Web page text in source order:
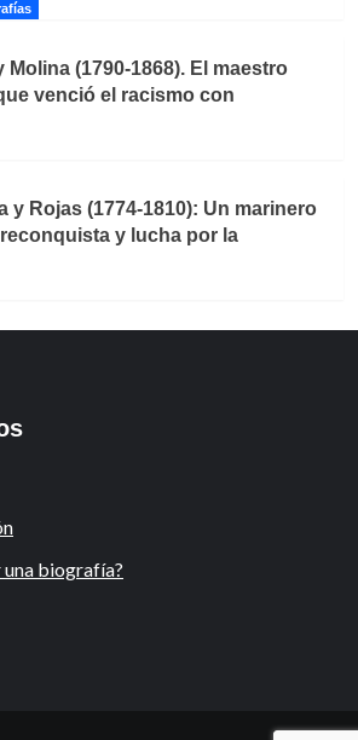
Molina (1790-1868). El maestro
venció el racismo con
y Rojas (1774-1810): Un marinero
y lucha por la
biografía?